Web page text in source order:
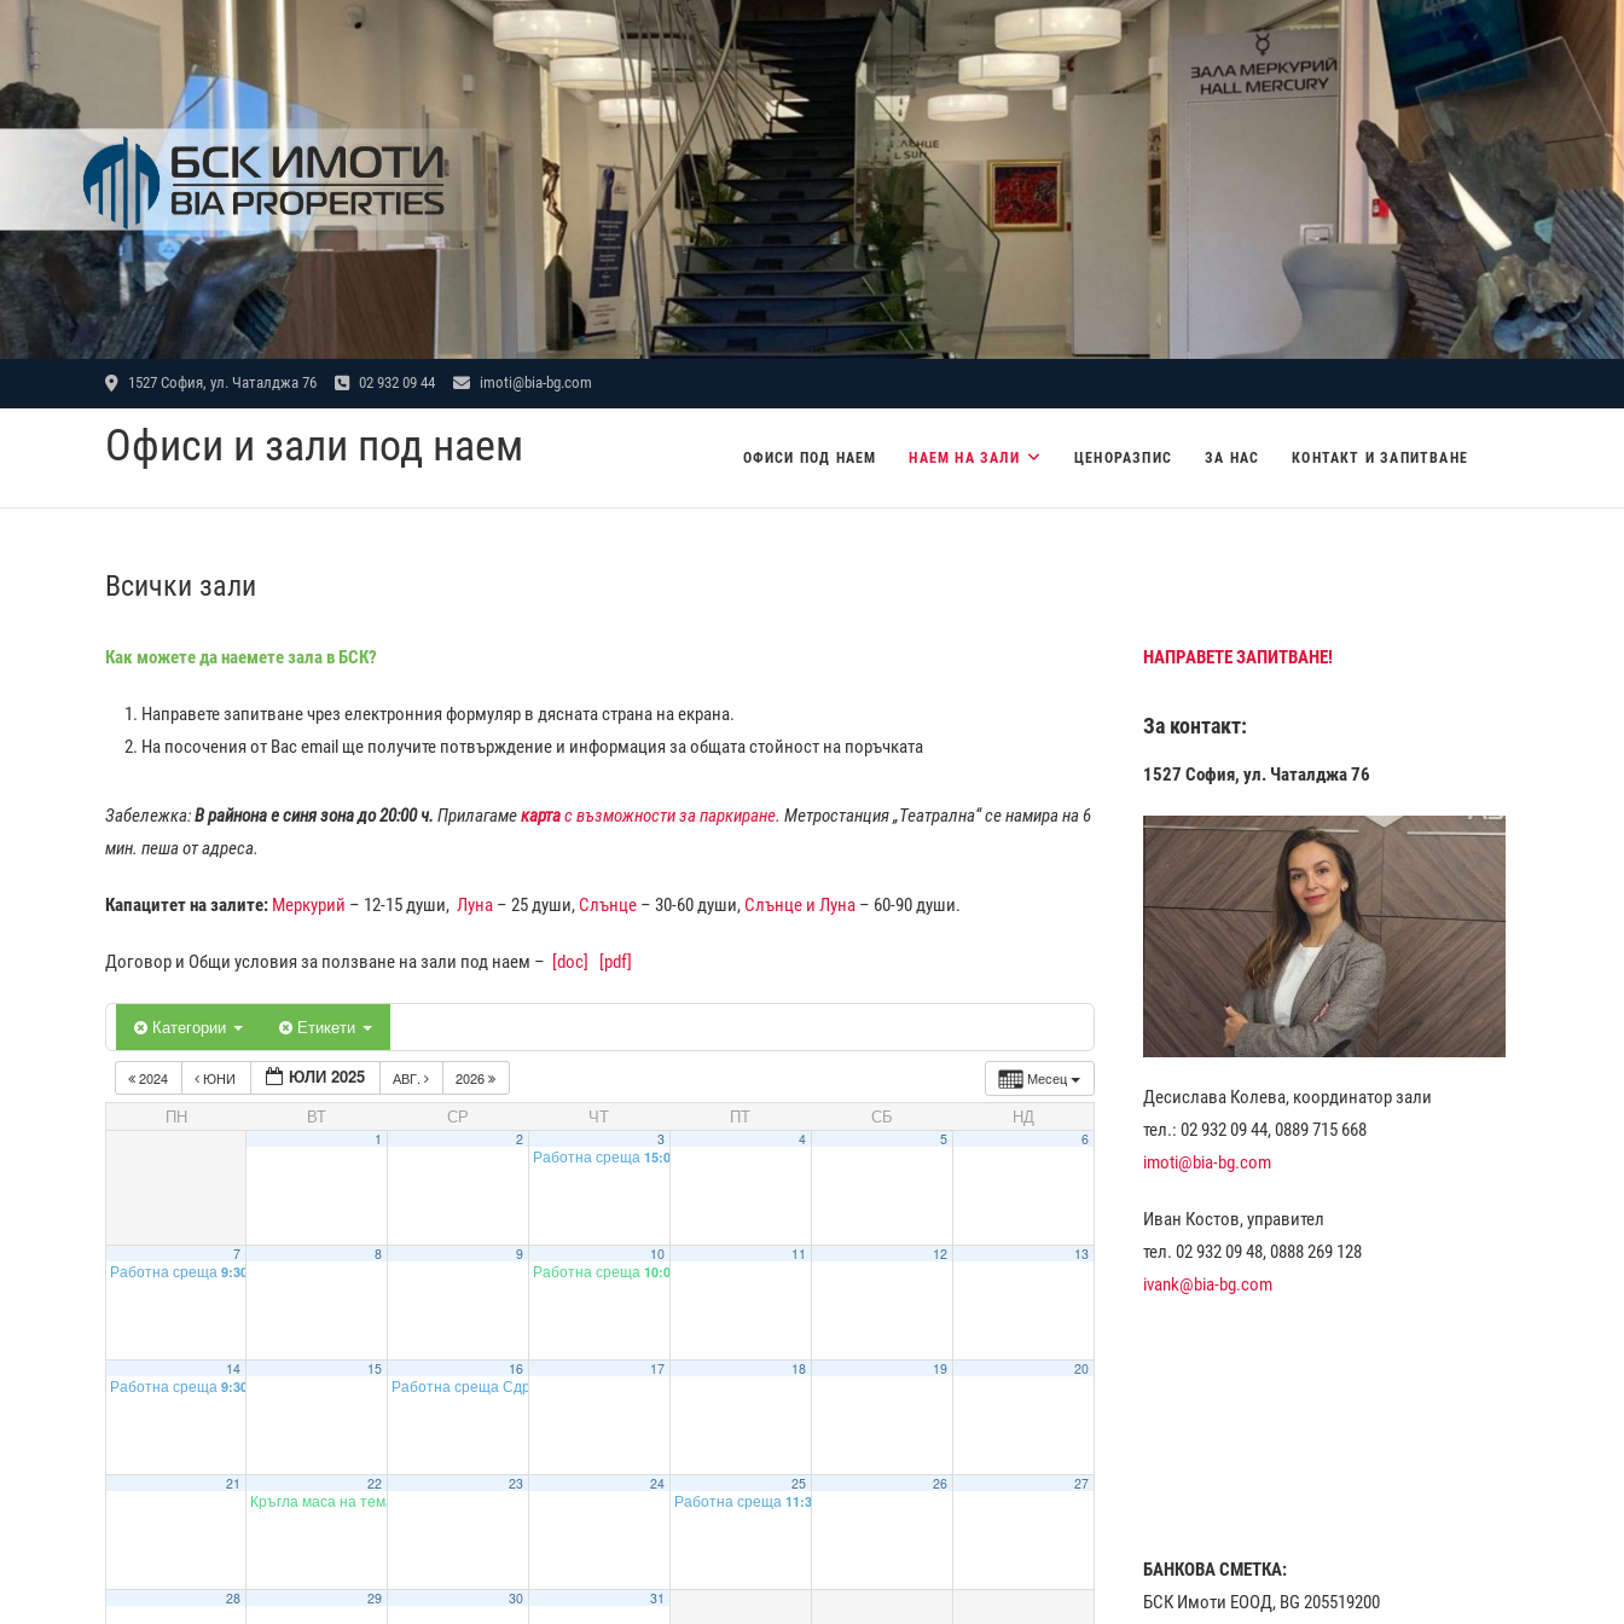
Skip
content
1527 София, ул. Чаталджа 76 02 932 09 44 imoti@bia-bg.com
Офиси и зали под наем ОФИСИ ПОД НАЕМ НАЕМ НА ЗАЛИ ЦЕНОРАЗПИС ЗА НАС КОНТАКТ И ЗАПИТВАНЕ
Всички зали
Как можете да наемете зала в БСК?
Направете запитване чрез електронния формуляр в дясната страна на екрана.
На посочения от Вас еmail ще получите потвърждение и информация за общата стойност на поръчката
Забележка:В райнона е синя зона до 20:00 ч. Прилагамекартас възможности за паркиране. Метростанция „Театрална“ се намира на 6
мин. пеша от адреса.
Капацитет на залите: Меркурий – 12-15 души, Луна – 25 души, Слънце – 30-60 души, Слънце и Луна – 60-90 души.
Договор и Общи условия за ползване на зали под наем – [doc] [pdf]
Категории Етикети
Месец
2024 ЮНИ ЮЛИ 2025 АВГ. 2026
ПН ВТ СР ЧТ ПТ СБ НД
1 2 3
Работна среща 15:00
4 5 6
7
Работна среща 9:30
8 9 10
Работна среща 10:00
11 12 13
14
Работна среща 9:30
15 16
Работна среща Сдружение за модерна търговия
17 18 19 20
21 22
Кръгла маса на тема Закон за надценките на хранителните продукти 10:00
23 24 25
Работна среща 11:30
26 27
28 29 30 31
НАПРАВЕТЕ ЗАПИТВАНЕ!
За контакт:
1527 София, ул. Чаталджа 76
Десислава Колева, координатор зали
тел.: 02 932 09 44, 0889 715 668
imoti@bia-bg.com
Иван Костов, управител
тел. 02 932 09 48, 0888 269 128
ivank@bia-bg.com
БАНКОВА СМЕТКА:
БСК Имоти ЕООД, BG 205519200